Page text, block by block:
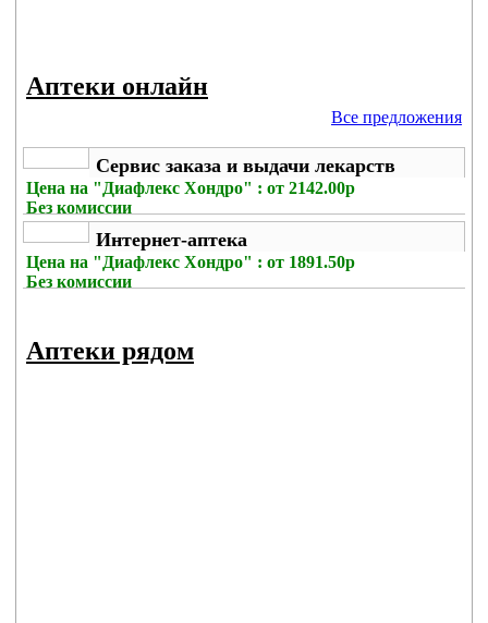
Аптеки онлайн
Все предложения
Сервис заказа и выдачи лекарств
Цена на "Диафлекс Хондро" : от 2142.00р
Без комиссии
Интернет-аптека
Цена на "Диафлекс Хондро" : от 1891.50р
Без комиссии
Аптеки рядом